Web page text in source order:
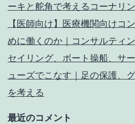
ーキと舵角で考えるコーナリ
【医師向け】医療機関向けコ
めに働くのか｜コンサルティ
セイリング、ボート操船、サ
ューズでこなす｜足の保護、
を考える
最近のコメント